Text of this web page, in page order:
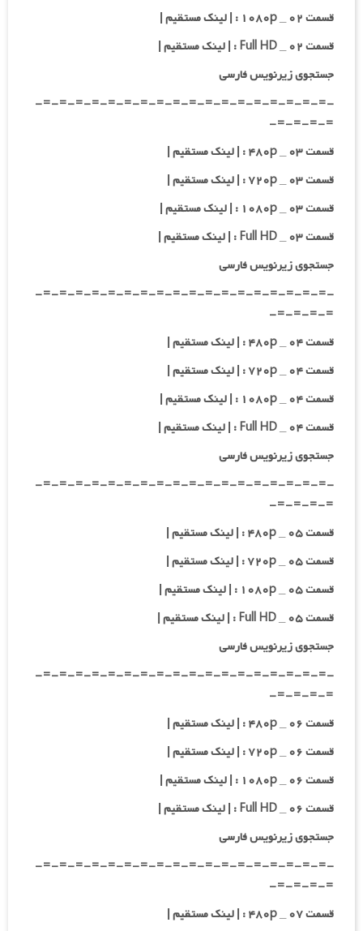
قسمت ۰۲ _ ۱۰۸۰p : | لینک مستقیم |
قسمت ۰۲ _ Full HD : | لینک مستقیم |
جستجوی زیرنویس فارسی
-=-=-=-=-=-=-=-=-=-=-=-=-=-=-=-=-=-=-
=-=-=-=-
قسمت ۰۳ _ ۴۸۰p : | لینک مستقیم |
قسمت ۰۳ _ ۷۲۰p : | لینک مستقیم |
قسمت ۰۳ _ ۱۰۸۰p : | لینک مستقیم |
قسمت ۰۳ _ Full HD : | لینک مستقیم |
جستجوی زیرنویس فارسی
-=-=-=-=-=-=-=-=-=-=-=-=-=-=-=-=-=-=-
=-=-=-=-
قسمت ۰۴ _ ۴۸۰p : | لینک مستقیم |
قسمت ۰۴ _ ۷۲۰p : | لینک مستقیم |
قسمت ۰۴ _ ۱۰۸۰p : | لینک مستقیم |
قسمت ۰۴ _ Full HD : | لینک مستقیم |
جستجوی زیرنویس فارسی
-=-=-=-=-=-=-=-=-=-=-=-=-=-=-=-=-=-=-
=-=-=-=-
قسمت ۰۵ _ ۴۸۰p : | لینک مستقیم |
قسمت ۰۵ _ ۷۲۰p : | لینک مستقیم |
قسمت ۰۵ _ ۱۰۸۰p : | لینک مستقیم |
قسمت ۰۵ _ Full HD : | لینک مستقیم |
جستجوی زیرنویس فارسی
-=-=-=-=-=-=-=-=-=-=-=-=-=-=-=-=-=-=-
=-=-=-=-
قسمت ۰۶ _ ۴۸۰p : | لینک مستقیم |
قسمت ۰۶ _ ۷۲۰p : | لینک مستقیم |
قسمت ۰۶ _ ۱۰۸۰p : | لینک مستقیم |
قسمت ۰۶ _ Full HD : | لینک مستقیم |
جستجوی زیرنویس فارسی
-=-=-=-=-=-=-=-=-=-=-=-=-=-=-=-=-=-=-
=-=-=-=-
قسمت ۰۷ _ ۴۸۰p : | لینک مستقیم |